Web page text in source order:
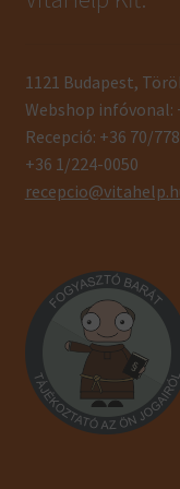
1121 Budapest,
Webshop infóvonal:
Recepció: +36 70/
+36 1/224-0050